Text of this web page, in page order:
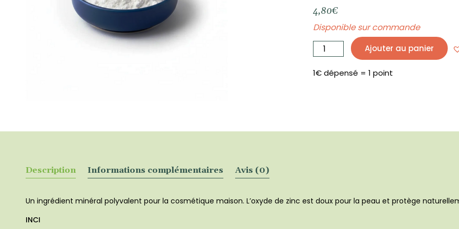
4,80€
Disponible sur commande
de
Oxyde
Zinc
sachet
de
Ajouter au panier
1€ dépensé = 1 point
Description Informations complémentaires Avis (0)
Un ingrédient minéral polyvalent pour la cosmétique maison. L’oxyde de zinc est doux pour la peau et protège
INCI